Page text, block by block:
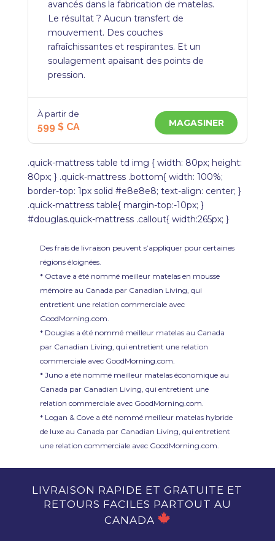
avancés dans la fabrication de matelas.
Le résultat ? Aucun transfert de
mouvement. Des couches
rafraîchissantes et respirantes. Et un
soulagement apaisant des points de
pression.
À partir de
599 $ CA MAGASINER
.quick-mattress table td img { width: 80px; height:
80px; } .quick-mattress .bottom{ width: 100%;
border-top: 1px solid #e8e8e8; text-align: center; }
.quick-mattress table{ margin-top:-10px; }
#douglas.quick-mattress .callout{ width:265px; }
Des frais de livraison peuvent s’appliquer pour certaines
régions éloignées.
* Octave a été nommé meilleur matelas en mousse
mémoire au Canada par Canadian Living, qui
entretient une relation commerciale avec
GoodMorning.com.
* Douglas a été nommé meilleur matelas au Canada
par Canadian Living, qui entretient une relation
commerciale avec GoodMorning.com.
* Juno a été nommé meilleur matelas économique au
Canada par Canadian Living, qui entretient une
relation commerciale avec GoodMorning.com.
* Logan & Cove a été nommé meilleur matelas hybride
de luxe au Canada par Canadian Living, qui entretient
une relation commerciale avec GoodMorning.com.
LIVRAISON RAPIDE ET GRATUITE ET
RETOURS FACILES PARTOUT AU
CANADA